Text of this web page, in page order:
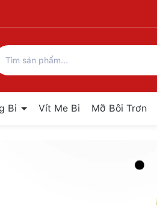
Bi Vít Me Bi Mỡ Bôi Trơn